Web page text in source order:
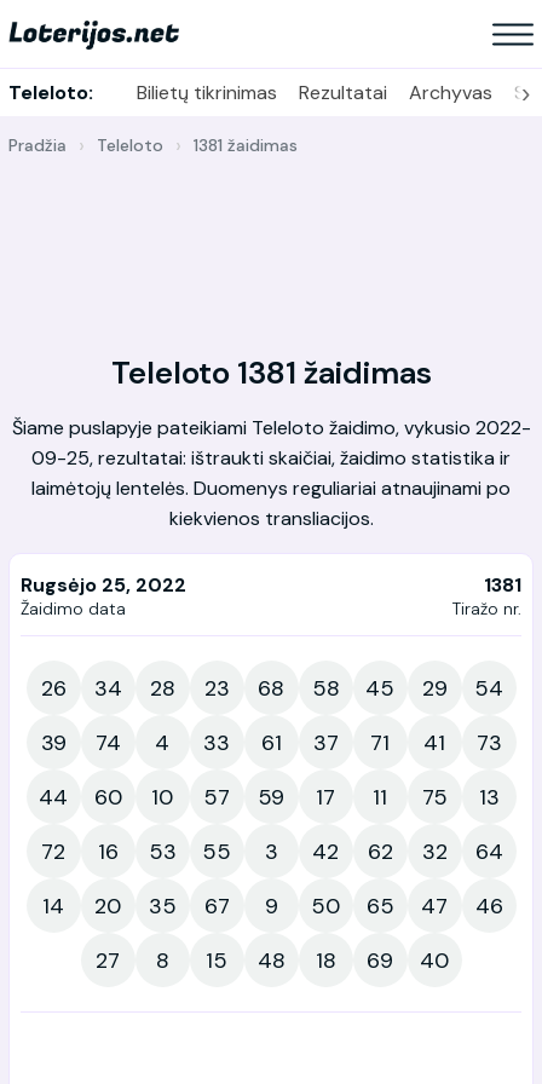
Teleloto: Bilietų tikrinimas Rezultatai Archyvas ›
Pradžia Teleloto 1381 žaidimas
Teleloto 1381 žaidimas
Šiame puslapyje pateikiami Teleloto žaidimo, vykusio 2022-
09-25, rezultatai: ištraukti skaičiai, žaidimo statistika ir
laimėtojų lentelės. Duomenys reguliariai atnaujinami po
kiekvienos transliacijos.
Rugsėjo 25, 2022
Žaidimo data
1381
Tiražo nr.
26 34 28 23 68 58 45 29
54
39
74 4 33 61 37 71 41
73
44
60 10 57 59 17 11 75
13
72
16 53 55 3 42 62 32
64
14
20 35 67 9 50 65 47
46
27
8 15 48 18 69 40